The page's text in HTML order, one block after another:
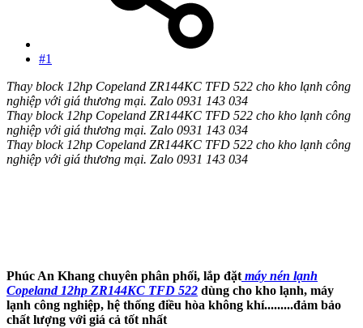
#1
Thay block 12hp Copeland ZR144KC TFD 522 cho kho lạnh công
nghiệp với giá thương mại. Zalo 0931 143 034
Thay block 12hp Copeland ZR144KC TFD 522 cho kho lạnh công
nghiệp với giá thương mại. Zalo 0931 143 034
Thay block 12hp Copeland ZR144KC TFD 522 cho kho lạnh công
nghiệp với giá thương mại. Zalo 0931 143 034
Phúc An Khang chuyên phân phối, lắp đặt máy nén lạnh
Copeland 12hp ZR144KC TFD 522 dùng cho kho lạnh, máy
lạnh công nghiệp, hệ thống điều hòa không khí.........đảm bảo
chất lượng với giá cả tốt nhất